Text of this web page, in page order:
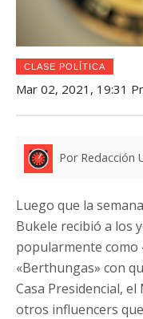
CLASE POLÍTICA
Mar 02, 2021, 19:31
Por Redacción
Luego que la
Bukele recibió a los
popularmente como
«Berthungas» con
Casa Presidencial,
otros influencers